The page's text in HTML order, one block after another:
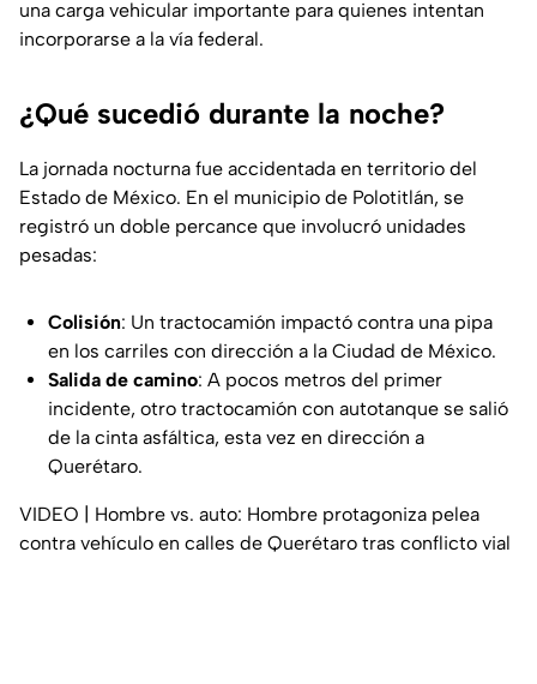
una carga vehicular importante para quienes intentan
incorporarse a la vía federal.
¿Qué sucedió durante la noche?
La jornada nocturna fue accidentada en territorio del
Estado de México. En el municipio de Polotitlán, se
registró un doble percance que involucró unidades
pesadas:
Colisión: Un tractocamión impactó contra una pipa
en los carriles con dirección a la Ciudad de México.
Salida de camino: A pocos metros del primer
incidente, otro tractocamión con autotanque se salió
de la cinta asfáltica, esta vez en dirección a
Querétaro.
VIDEO | Hombre vs. auto: Hombre protagoniza pelea
contra vehículo en calles de Querétaro tras conflicto vial